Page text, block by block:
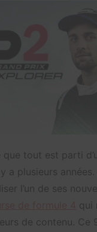
que tout est parti
a plusieurs années.
l’un de ses
qui
de contenu. Ce